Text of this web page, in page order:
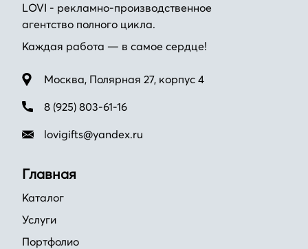
LOVI - рекламно-производственное
агентство полного цикла.
Каждая работа — в самое сердце!
Москва, Полярная 27, корпус 4
8 (925) 803-61-16
lovigifts@yandex.ru
Главная
Каталог
Услуги
Портфолио